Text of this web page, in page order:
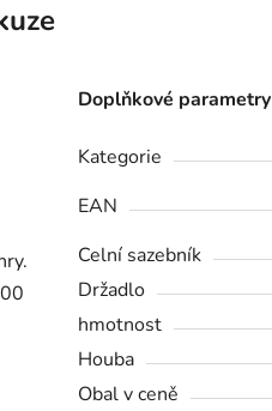
Doplňkové parametry
Kategorie
EAN
Celní sazebník
Držadlo
hmotnost
Houba
Obal v ceně